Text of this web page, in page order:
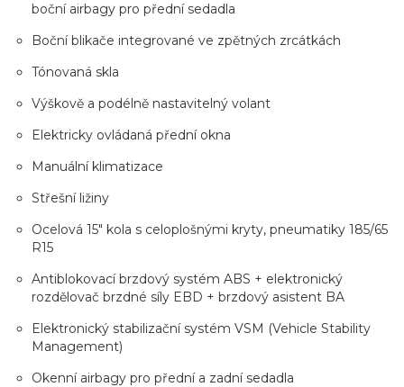
boční airbagy pro přední sedadla
Boční blikače integrované ve zpětných zrcátkách
Tónovaná skla
Výškově a podélně nastavitelný volant
Elektricky ovládaná přední okna
Manuální klimatizace
Střešní ližiny
Ocelová 15" kola s celoplošnými kryty, pneumatiky 185/65
R15
Antiblokovací brzdový systém ABS + elektronický
rozdělovač brzdné síly EBD + brzdový asistent BA
Elektronický stabilizační systém VSM (Vehicle Stability
Management)
Okenní airbagy pro přední a zadní sedadla